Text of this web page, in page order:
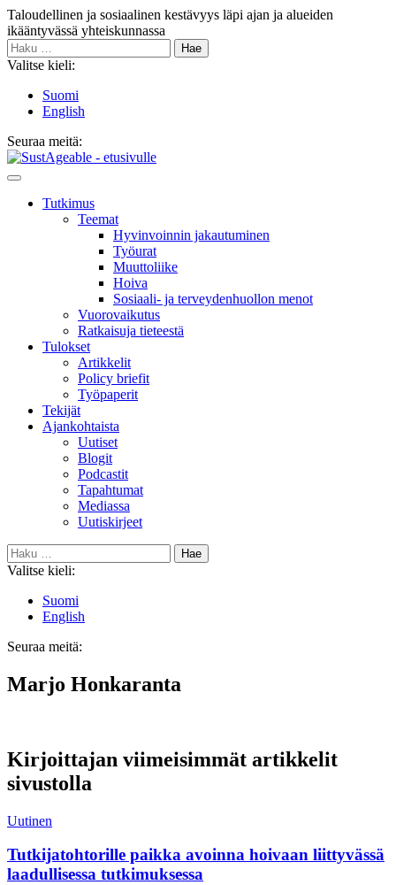
Siirry
sisältöön
Taloudellinen ja sosiaalinen kestävyys läpi ajan ja alueiden
ikääntyvässä yhteiskunnassa
Haku:
Valitse kieli:
Suomi
English
Seuraa meitä:
Bluesky
Main
Tutkimus
Teemat
Hyvinvoin­nin jakautuminen
Työurat
Muutto­liike
Hoiva
Sosiaali- ja terveyden­huollon menot
Vuorovaikutus
Ratkaisuja tieteestä
Tulokset
Artikkelit
Policy briefit
Työpaperit
Tekijät
Ajankohtaista
Uutiset
Blogit
Podcastit
Tapahtumat
Mediassa
Uutiskirjeet
Haku:
Valitse kieli:
Suomi
English
Seuraa meitä:
Marjo Honkaranta
Kirjoittajan viimeisimmät artikkelit
sivustolla
Uutinen
Tutkijatohtorille paikka avoinna hoivaan liittyvässä
laadullisessa tutkimuksessa